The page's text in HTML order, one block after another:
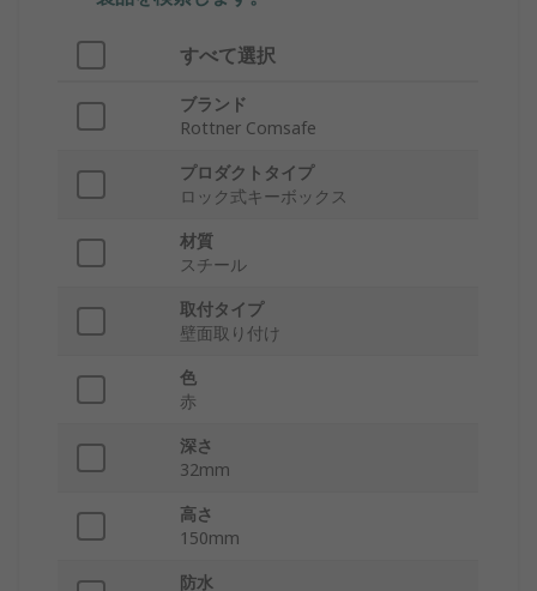
すべて選択
ブランド
Rottner Comsafe
プロダクトタイプ
ロック式キーボックス
材質
スチール
取付タイプ
壁面取り付け
色
赤
深さ
32mm
高さ
150mm
防水